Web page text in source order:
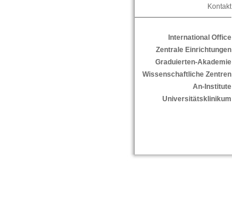
Kontakt
International Office
Zentrale Einrichtungen
Graduierten-Akademie
Wissenschaftliche Zentren
An-Institute
Universitätsklinikum